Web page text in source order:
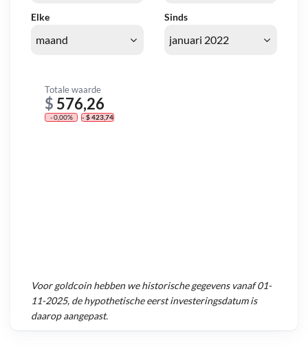
Elke Sinds
Totale waarde
$ 576,26
- 0,00% - $ 423,74
Voorgoldcoinhebben we historische gegevens vanaf01-
11-2025, de hypothetische eerst investeringsdatum is
daarop aangepast.